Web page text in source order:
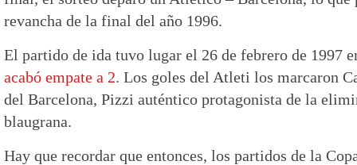
revancha de la final del año 1996.
El partido de ida tuvo lugar el 26 de febrero de 1997
acabó empate a 2. Los goles del Atleti los marcaron
del Barcelona, Pizzi auténtico protagonista de la
blaugrana.
Hay que recordar que entonces, los partidos de la